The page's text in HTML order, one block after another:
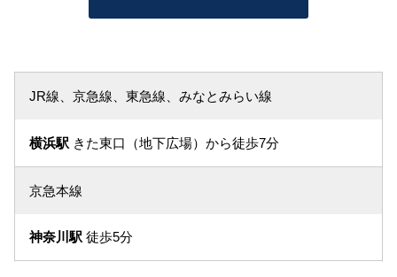
JR線、京急線、東急線、みなとみらい線
横浜駅 きた東口（地下広場）から徒歩7分
京急本線
神奈川駅 徒歩5分